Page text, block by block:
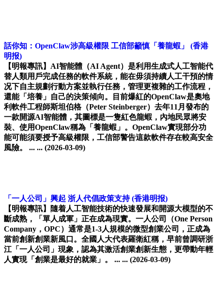
話你知：OpenClaw涉高級權限 工信部籲慎「養龍蝦」
(香港
明报)
【明報專訊】AI智能體（AI Agent）是利用生成式人工智能代
替人類用戶完成任務的軟件系統，能在毋須持續人工干預的情
况下自主規劃行動方案並執行任務，管理更複雜的工作流程，
還能「培養」自己的決策傾向。目前爆紅的OpenClaw是奧地
利軟件工程師斯坦伯格（Peter Steinberger）去年11月發布的
一款開源AI智能體，其圖標是一隻紅色龍蝦，內地民眾將安
裝、使用OpenClaw稱為「養龍蝦」。OpenClaw實現部分功
能可能須要授予高級權限，工信部警告這款軟件存在較高安全
風險。 ... ... (2026-03-09)
「一人公司」興起 浙人代倡政策支持 (香港明报)
【明報專訊】隨着人工智能技術的快速發展和開源大模型的不
斷成熟，「單人成軍」正在成為現實。一人公司（One Person
Company，OPC）通常是1-3人規模的微型創業公司，正成為
當前創新創業新風口。全國人大代表羅衛紅稱，早前曾調研浙
江「一人公司」現象，認為其激活創業創新生態，更帶動年輕
人實現「創業是最好的就業」。 ... ... (2026-03-09)